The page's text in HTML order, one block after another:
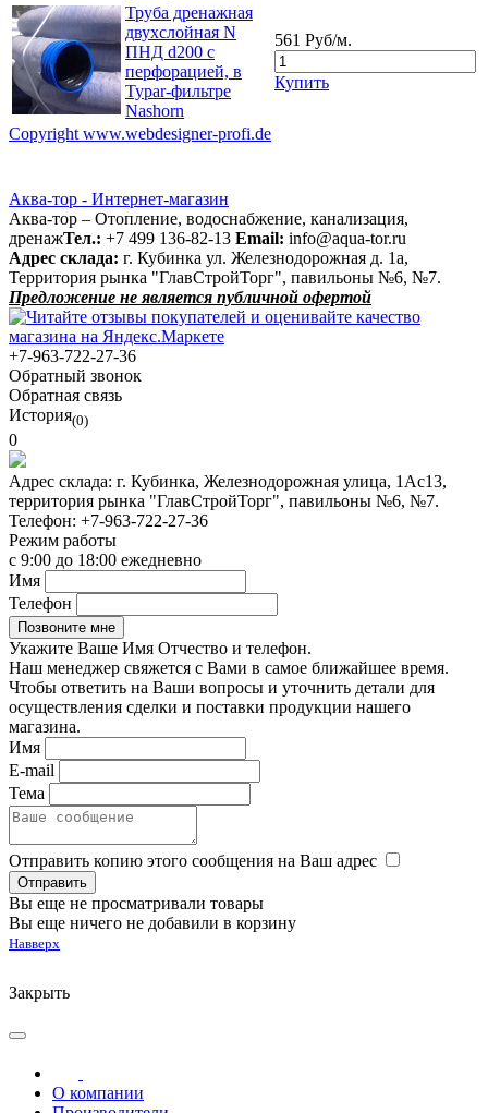
Труба дренажная
двухслойная N
ПНД d200 с
перфорацией, в
Typar-фильтре
Nashorn
561 Руб/м.
Купить
Copyright www.webdesigner-profi.de
Аква-тор - Интернет-магазин
Аква-тор – Отопление, водоснабжение, канализация,
дренажТел.: +7 499 136-82-13 Email: info@aqua-tor.ru
Адрес склада: г. Кубинка ул. Железнодорожная д. 1а,
Территория рынка "ГлавСтройТорг", павильоны №6, №7.
Предложение не является публичной офертой
+7-963-722-27-36
Обратный звонок
Обратная связь
История(0)
0
Адрес склада: г. Кубинка, Железнодорожная улица, 1Ас13,
территория рынка "ГлавСтройТорг", павильоны №6, №7.
Телефон: +7-963-722-27-36
Режим работы
с 9:00 до 18:00 ежедневно
Имя
Телефон
Укажите Ваше Имя Отчество и телефон.
Наш менеджер свяжется с Вами в самое ближайшее время.
Чтобы ответить на Ваши вопросы и уточнить детали для
осуществления сделки и поставки продукции нашего
магазина.
Имя
E-mail
Тема
Отправить копию этого сообщения на Ваш адрес
Вы еще не просматривали товары
Вы еще ничего не добавили в корзину
Навверх
Закрыть
О компании